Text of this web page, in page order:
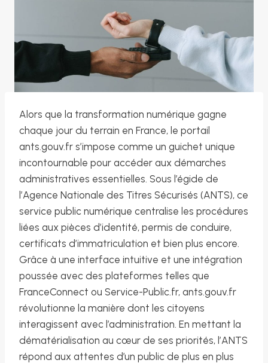
Alors que la transformation numérique gagne
chaque jour du terrain en France, le portail
ants.gouv.fr s’impose comme un guichet unique
incontournable pour accéder aux démarches
administratives essentielles. Sous l’égide de
l’Agence Nationale des Titres Sécurisés (ANTS), ce
service public numérique centralise les procédures
liées aux pièces d’identité, permis de conduire,
certificats d’immatriculation et bien plus encore.
Grâce à une interface intuitive et une intégration
poussée avec des plateformes telles que
FranceConnect ou Service-Public.fr, ants.gouv.fr
révolutionne la manière dont les citoyens
interagissent avec l’administration. En mettant la
dématérialisation au cœur de ses priorités, l’ANTS
répond aux attentes d’un public de plus en plus